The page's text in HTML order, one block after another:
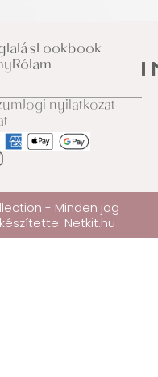
Lookbook
Rólam
Jogi nyilatkozat
- Minden jog
Netkit.hu